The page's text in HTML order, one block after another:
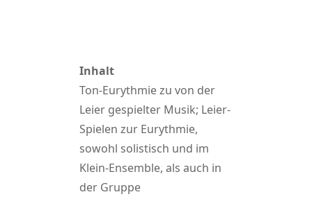
Inhalt
Ton-Eurythmie zu von der
Leier gespielter Musik; Leier-
Spielen zur Eurythmie,
sowohl solistisch und im
Klein-Ensemble, als auch in
der Gruppe